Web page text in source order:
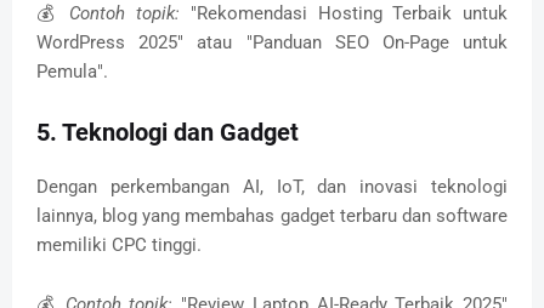
💰 Contoh topik: "Rekomendasi Hosting Terbaik untuk
WordPress 2025" atau "Panduan SEO On-Page untuk
Pemula".
5. Teknologi dan Gadget
Dengan perkembangan AI, IoT, dan inovasi teknologi
lainnya, blog yang membahas gadget terbaru dan software
memiliki CPC tinggi.